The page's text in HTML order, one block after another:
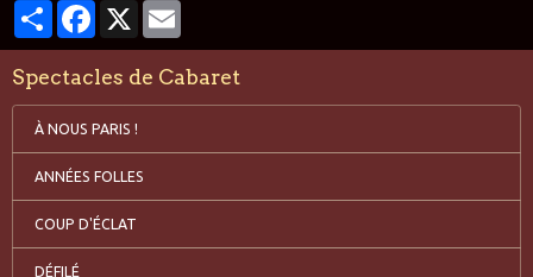
PartagerFacebook
X
Spectacles de Cabaret
À NOUS PARIS !
ANNÉES FOLLES
COUP D'ÉCLAT
DÉFILÉ